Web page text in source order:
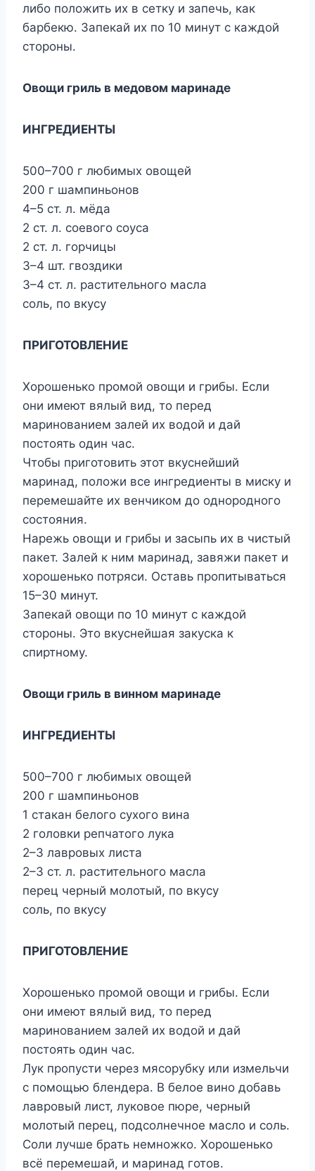
либо положить их в сетку и запечь, как
барбекю. Запекай их по 10 минут с каждой
стороны.
Овощи гриль в медовом маринаде
ИНГРЕДИЕНТЫ
500–700 г любимых овощей
200 г шампиньонов
4–5 ст. л. мёда
2 ст. л. соевого соуса
2 ст. л. горчицы
3–4 шт. гвоздики
3–4 ст. л. растительного масла
соль, по вкусу
ПРИГОТОВЛЕНИЕ
Хорошенько промой овощи и грибы. Если
они имеют вялый вид, то перед
маринованием залей их водой и дай
постоять один час.
Чтобы приготовить этот вкуснейший
маринад, положи все ингредиенты в миску и
перемешайте их венчиком до однородного
состояния.
Нарежь овощи и грибы и засыпь их в чистый
пакет. Залей к ним маринад, завяжи пакет и
хорошенько потряси. Оставь пропитываться
15–30 минут.
Запекай овощи по 10 минут с каждой
стороны. Это вкуснейшая закуска к
спиртному.
Овощи гриль в винном маринаде
ИНГРЕДИЕНТЫ
500–700 г любимых овощей
200 г шампиньонов
1 стакан белого сухого вина
2 головки репчатого лука
2–3 лавровых листа
2–3 ст. л. растительного масла
перец черный молотый, по вкусу
соль, по вкусу
ПРИГОТОВЛЕНИЕ
Хорошенько промой овощи и грибы. Если
они имеют вялый вид, то перед
маринованием залей их водой и дай
постоять один час.
Лук пропусти через мясорубку или измельчи
с помощью блендера. В белое вино добавь
лавровый лист, луковое пюре, черный
молотый перец, подсолнечное масло и соль.
Соли лучше брать немножко. Хорошенько
всё перемешай, и маринад готов.